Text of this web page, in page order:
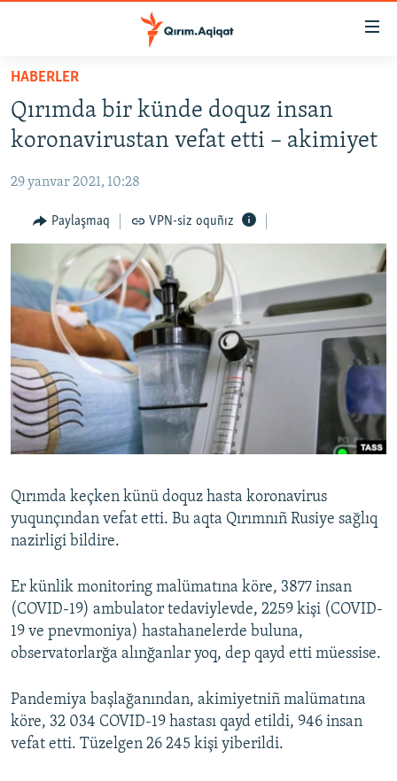
Esas
qaytmaq
Baş
qaytmaq
qaytmaq
HABERLER
SİYASET
CEMİYET
MEDENİYET
İNSAN AQLARI
VİDEO
SÜRET
BLOGLAR
FİKİR
Русский
Українською
QOŞULIÑIZ!
RFE/RS bütün saytları
HABERLER
Qırımda bir künde doquz insan
koronavirustan vefat etti – akimiyet
29 yanvar 2021, 10:28
Paylaşmaq VPN-siz oquñız
Qırımda keçken künü doquz hasta koronavirus
yuqunçından vefat etti. Bu aqta Qırımnıñ Rusiye sağlıq
nazirligi bildire.
Er künlik monitoring malümatına köre, 3877 insan
(COVID-19) ambulator tedaviylevde, 2259 kişi (COVID-
19 ve pnevmoniya) hastahanelerde buluna,
observatorlarğa alınğanlar yoq, dep qayd etti müessise.
Pandemiya başlağanından, akimiyetniñ malümatına
köre, 32 034 COVID-19 hastası qayd etildi, 946 insan
vefat etti. Tüzelgen 26 245 kişi yiberildi.